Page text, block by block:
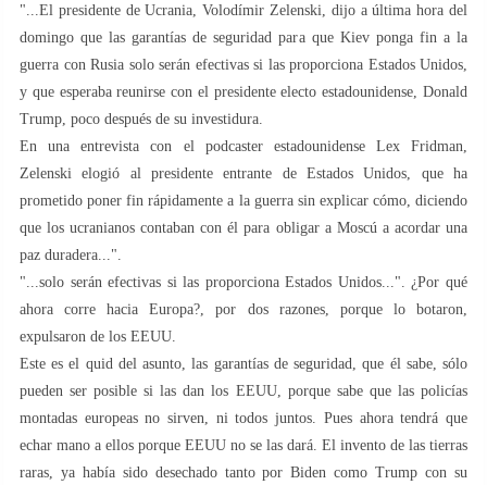
"...El presidente de Ucrania, Volodímir Zelenski, dijo a última hora del
domingo que las garantías de seguridad para que Kiev ponga fin a la
guerra con Rusia solo serán efectivas si las proporciona Estados Unidos,
y que esperaba reunirse con el presidente electo estadounidense, Donald
Trump, poco después de su investidura.
En una entrevista con el podcaster estadounidense Lex Fridman,
Zelenski elogió al presidente entrante de Estados Unidos, que ha
prometido poner fin rápidamente a la guerra sin explicar cómo, diciendo
que los ucranianos contaban con él para obligar a Moscú a acordar una
paz duradera...".
"...solo serán efectivas si las proporciona Estados Unidos...". ¿Por qué
ahora corre hacia Europa?, por dos razones, porque lo botaron,
expulsaron de los EEUU.
Este es el quid del asunto, las garantías de seguridad, que él sabe, sólo
pueden ser posible si las dan los EEUU, porque sabe que las policías
montadas europeas no sirven, ni todos juntos. Pues ahora tendrá que
echar mano a ellos porque EEUU no se las dará. El invento de las tierras
raras, ya había sido desechado tanto por Biden como Trump con su